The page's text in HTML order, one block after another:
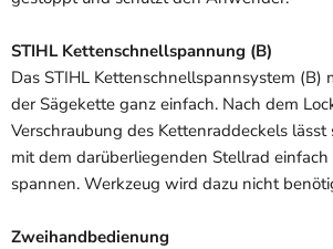
STIHL Kettenschnellspannung (B)
Das STIHL Kettenschnellspannsystem (B)
der Sägekette ganz einfach. Nach dem
Verschraubung des Kettenraddeckels lässt
mit dem darüberliegenden Stellrad
spannen. Werkzeug wird dazu nicht
Zweihandbedienung